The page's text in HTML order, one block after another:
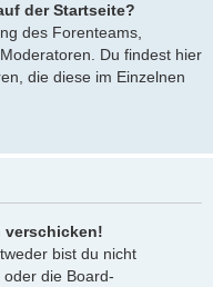
der Startseite?
des Forenteams,
Du findest hier
die diese im Einzelnen
verschicken!
bist du nicht
die Board-